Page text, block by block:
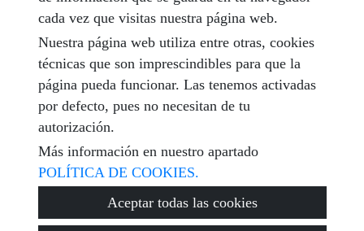
Captcha
Enviar
cada vez que visitas nuestra página web.
Nuestra página web utiliza entre otras, cookies
técnicas que son imprescindibles para que la
página pueda funcionar. Las tenemos activadas
por defecto, pues no necesitan de tu
autorización.
Más información en nuestro apartado
POLÍTICA DE COOKIES.
Aceptar todas las cookies